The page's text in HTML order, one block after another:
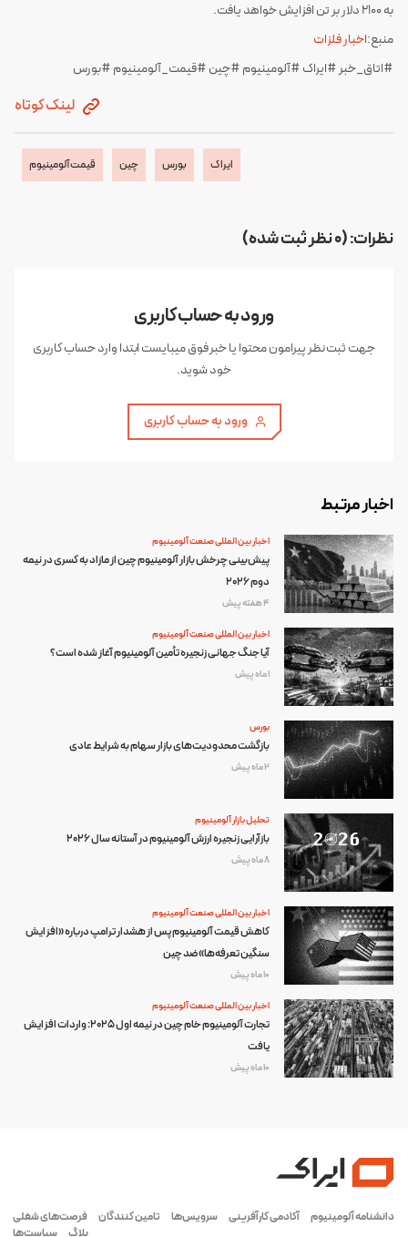
به ۲۱۰۰ دلار بر تن افزایش خواهد یافت.
منبع:اخبار فلزات
#اتاق_خبر #ایراک #آلومینیوم #چین #قیمت_آلومینیوم #بورس
لینک کوتاه
ایراک بورس چین قیمت آلومینیوم
نظرات: (0 نظر ثبت شده)
ورود به حساب کاربری
جهت ثبت نظر پیرامون محتوا یا خبر فوق میبایست ابتدا وارد حساب کاربری
خود شوید.
ورود به حساب کاربری
اخبار مرتبط
اخبار بین المللی صنعت آلومینیوم
پیش‌بینی چرخش بازار آلومینیوم چین از مازاد به کسری در نیمه
دوم ۲۰۲۶
4 هفته پیش
اخبار بین المللی صنعت آلومینیوم
آیا جنگ جهانی زنجیره تأمین آلومینیوم آغاز شده است؟
1 ماه پیش
بورس
بازگشت محدودیت‌های بازار سهام به شرایط عادی
2 ماه پیش
تحلیل بازار آلومینیوم
بازآرایی زنجیره ارزش آلومینیوم در آستانه سال ۲۰۲۶
8 ماه پیش
اخبار بین المللی صنعت آلومینیوم
کاهش قیمت آلومینیوم پس از هشدار ترامپ درباره «افزایش
سنگین تعرفه‌ها» ضد چین
10 ماه پیش
اخبار بین المللی صنعت آلومینیوم
تجارت آلومینیوم خام چین در نیمه اول ۲۰۲۵: واردات افزایش
یافت
10 ماه پیش
دانشنامه آلومینیوم آکادمی کارآفرینی سرویس‌ها تامین کنندگان
فرصت‌های شغلی
بلاگ
سیاست‌ها